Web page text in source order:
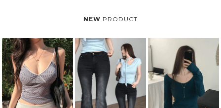
NEW PRODUCT